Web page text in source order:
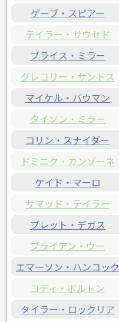
ゲーブ・スピアー
テイラー・サウセド
ブライス・ミラー
グレゴリー・サントス
マイケル・バウマン
タイソン・ミラー
コリン・スナイダー
ドミニク・カンゾーネ
ケイド・マーロ
サマッド・テイラー
ブレット・デガス
ブライアン・ウー
エマーソン・ハンコック
コディ・ボルトン
タイラー・ロックリア